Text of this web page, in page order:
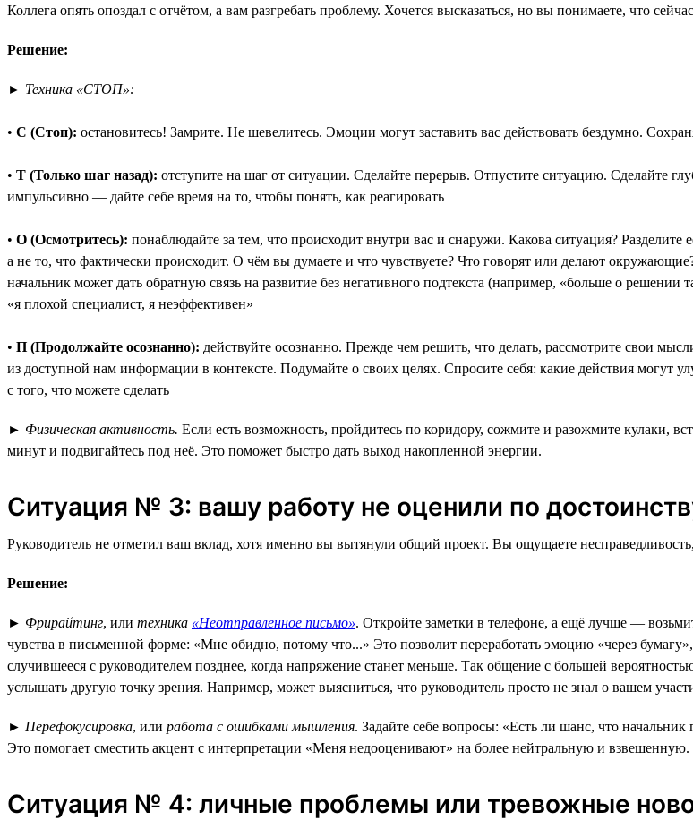
Коллега опять опоздал с отчётом, а вам разгребать проблему. Хочется высказаться, но вы понимаете, что
Решение:
► Техника «СТОП»:
• С (Стоп): остановитесь! Замрите. Не шевелитесь. Эмоции могут заставить вас действовать бездумно.
• Т (Только шаг назад): отступите на шаг от ситуации. Сделайте перерыв. Отпустите ситуацию. Сделайте
импульсивно — дайте себе время на то, чтобы понять, как реагировать
• О (Осмотритесь): понаблюдайте за тем, что происходит внутри вас и снаружи. Какова ситуация?
а не то, что фактически происходит. О чём вы думаете и что чувствуете? Что говорят или делают
начальник может дать обратную связь на развитие без негативного подтекста (например, «больше о
«я плохой специалист, я неэффективен»
• П (Продолжайте осознанно): действуйте осознанно. Прежде чем решить, что делать, рассмотрите свои
из доступной нам информации в контексте. Подумайте о своих целях. Спросите себя: какие действия могут
с того, что можете сделать
► Физическая активность. Если есть возможность, пройдитесь по коридору, сожмите и разожмите кулаки,
минут и подвигайтесь под неё. Это поможет быстро дать выход накопленной энергии.
Ситуация № 3: вашу работу не оценили по
Руководитель не отметил ваш вклад, хотя именно вы вытянули общий проект. Вы ощущаете
Решение:
► Фрирайтинг, или техника «Неотправленное письмо». Откройте заметки в телефоне, а ещё лучше —
чувства в письменной форме: «Мне обидно, потому что...» Это позволит переработать эмоцию «через
случившееся с руководителем позднее, когда напряжение станет меньше. Так общение с большей
услышать другую точку зрения. Например, может выясниться, что руководитель просто не знал о вашем
► Перефокусировка, или работа с ошибками мышления. Задайте себе вопросы: «Есть ли шанс, что
Это помогает сместить акцент с интерпретации «Меня недооценивают» на более нейтральную и взвешенную.
Ситуация № 4: личные проблемы или тревожные